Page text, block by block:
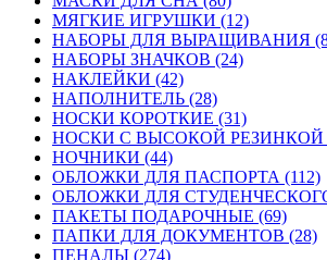
МЯГКИЕ ИГРУШКИ (12)
НАБОРЫ ДЛЯ ВЫРАЩИВАНИЯ
НАБОРЫ ЗНАЧКОВ (24)
НАКЛЕЙКИ (42)
НАПОЛНИТЕЛЬ (28)
НОСКИ КОРОТКИЕ (31)
НОСКИ С ВЫСОКОЙ РЕЗИНКОЙ
НОЧНИКИ (44)
ОБЛОЖКИ ДЛЯ ПАСПОРТА (112)
ОБЛОЖКИ ДЛЯ
ПАКЕТЫ ПОДАРОЧНЫЕ (69)
ПАПКИ ДЛЯ ДОКУМЕНТОВ (28)
ПЕНАЛЫ (274)